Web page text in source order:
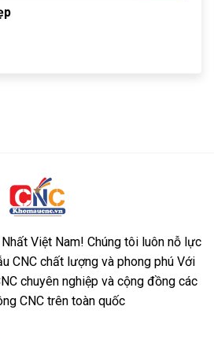
Việt Nam! Chúng tôi luôn nỗ lực
CNC chất lượng và phong phú Với
chuyên nghiệp và cộng đồng các
CNC trên toàn quốc